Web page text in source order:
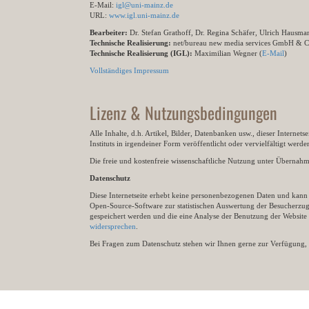
E-Mail: igl@uni-mainz.de
URL: www.igl.uni-mainz.de
Bearbeiter: Dr. Stefan Grathoff, Dr. Regina Schäfer, Ulrich
Technische Realisierung: net/bureau new media services GmbH &
Technische Realisierung (IGL): Maximilian Wegner (E-Mail)
Vollständiges Impressum
Lizenz & Nutzungsbedingungen
Alle Inhalte, d.h. Artikel, Bilder, Datenbanken usw., dieser
Instituts in irgendeiner Form veröffentlicht oder vervielfältigt
Die freie und kostenfreie wissenschaftliche Nutzung unter
Datenschutz
Diese Internetseite erhebt keine personenbezogenen Daten und
Open-Source-Software zur statistischen Auswertung der
gespeichert werden und die eine Analyse der Benutzung der
widersprechen
Bei Fragen zum Datenschutz stehen wir Ihnen gerne zur